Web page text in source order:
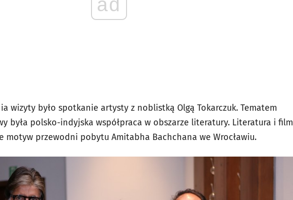
wizyty było spotkanie artysty z noblistką Olgą Tokarczuk. Tematem
była polsko-indyjska współpraca w obszarze literatury. Literatura i film
motyw przewodni pobytu Amitabha Bachchana we Wrocławiu.